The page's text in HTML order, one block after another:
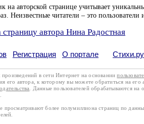
авторской странице учитывает
Неизвестные читатели – это
автора Нина Радостная
Регистрация О портале Стихи.ру
в сети Интернет на основании
его автора, к которому вы можете обратиться на его
. Данные пользователей обрабатываются на
более полумиллиона страниц по